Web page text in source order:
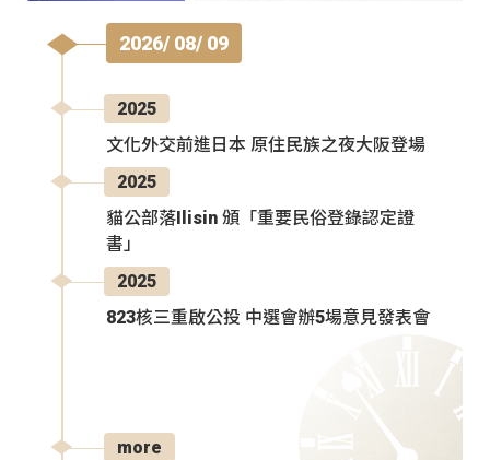
2026/ 08/ 09
2025
文化外交前進日本 原住民族之夜大阪登場
2025
貓公部落Ilisin 頒「重要民俗登錄認定證
書」
2025
823核三重啟公投 中選會辦5場意見發表會
more